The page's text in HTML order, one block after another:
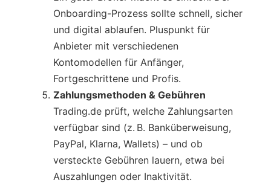
Onboarding-Prozess sollte schnell, sicher
und digital ablaufen. Pluspunkt für
Anbieter mit verschiedenen
Kontomodellen für Anfänger,
Fortgeschrittene und Profis.
Zahlungsmethoden & Gebühren
Trading.de prüft, welche Zahlungsarten
verfügbar sind (z. B. Banküberweisung,
PayPal, Klarna, Wallets) – und ob
versteckte Gebühren lauern, etwa bei
Auszahlungen oder Inaktivität.